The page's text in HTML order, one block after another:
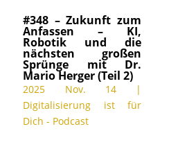
#348 – Zukunft zum
Anfassen – KI,
Robotik und die
nächsten großen
Sprünge mit Dr.
Mario Herger (Teil 2)
2025 Nov. 14|
Digitalisierung ist für
Dich - Podcast